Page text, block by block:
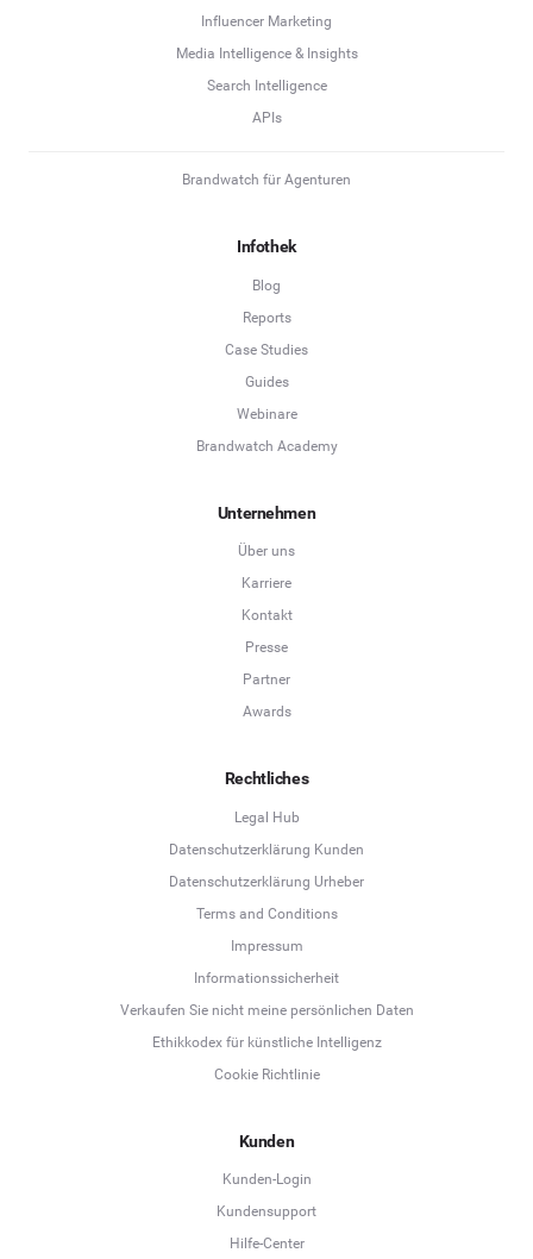
Influencer Marketing
Media Intelligence & Insights
Search Intelligence
APIs
Brandwatch für Agenturen
Infothek
Blog
Reports
Case Studies
Guides
Webinare
Brandwatch Academy
Unternehmen
Über uns
Karriere
Kontakt
Presse
Partner
Awards
Rechtliches
Legal Hub
Datenschutzerklärung Kunden
Datenschutzerklärung Urheber
Terms and Conditions
Impressum
Informationssicherheit
Verkaufen Sie nicht meine persönlichen Daten
Ethikkodex für künstliche Intelligenz
Cookie Richtlinie
Kunden
Kunden-Login
Kundensupport
Hilfe-Center
Deutsch